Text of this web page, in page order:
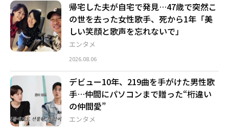
エンタメ
帰宅した夫が自宅で発見…47歳で突然こ
の世を去った女性歌手、死から1年「美
しい笑顔と歌声を忘れないで」
2026.08.06
エンタメ
デビュー10年、219曲を手がけた男性歌
手…仲間にパソコンまで贈った“桁違い
の仲間愛”